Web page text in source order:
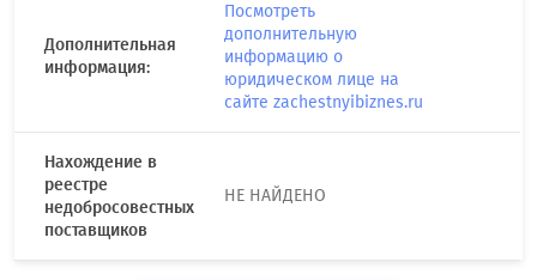
Дополнительная
информация:
Посмотреть
дополнительную
информацию о
юридическом лице на
сайте zachestnyibiznes.ru
Нахождение в
реестре
недобросовестных
поставщиков
НЕ НАЙДЕНО